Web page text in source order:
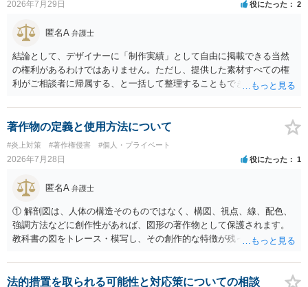
断されます。広告収益があることは「商業的目的」を強く示す要素で
すが、それだけで直ちに侵害となるわけではありません。完全無償・
非営利であれば「表現の自由」「創作物」としての側面が強く評価さ
れる可能性があります。一方、広告収益がある場合は「商業利用」と
しての色彩が強まり、リスクが高まる可能性があります。 公開前に変
更・確認しておく事項については、公開の場でアドバイスするにも限
界があるかと思うので、資料等を持参の上、弁護士に相談されること
も一つかと存じます。
2026年7月29日 役にたった 2
匿名A 弁護士
結論として、デザイナーに「制作実績」として自由に掲載できる当然
の権利があるわけではありません。ただし、提供した素材すべての権
利がご相談者に帰属する、と一括して整理することもできません。 ご
身が著作権者です。 他方、ブランド名、文字主体のロゴ、商品情報、
短いキャッチコピー、販売コンセプトなどは、通常、著作物には当た
りません。ただし、ロゴに独自の図形やイラスト等が含まれる場合に
は、その表現部分が著作物となる可能性があります。 また、人物写真
の著作権は撮影者に、肖像に関する権利は被写体本人に帰属します
（著作権法2条・17条）。 ウェブサイト全体に当然に著作権が生じる
わけではありません。デザイナーが独自に制作したイラストやバナー
等は別として、一般的なレイアウトや配色、依頼者から提供された素
材を希望に沿って配置した部分には、通常、著作物性は認められにく
いと考えられます。仮に具体的な画面構成の一部に創作性が認められ
ても、その権利は当該部分に限られ、ご相談者の写真や文章等を制作
実績として掲載する権限まで当然に生じるものではありません。 もっ
とも、契約書がなくても、見積書、メール、利用規約等に実績掲載へ
著作物の定義と使用方法について
#炎上対策 #著作権侵害 #個人・プライベート
2026年7月28日 役にたった 1
匿名A 弁護士
① 解剖図は、人体の構造そのものではなく、構図、視点、線、配色、
強調方法などに創作性があれば、図形の著作物として保護されます。
教科書の図をトレース・模写し、その創作的な特徴が残っていれば、
も、SNSへの公開は私的使用には当たりません。 ② 出典を記載するだ
けでは、適法な引用にはなりません。自分の説明や批評が主で、図が
法的措置を取られる可能性と対応策についての相談